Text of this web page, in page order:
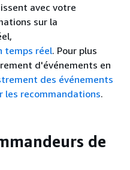
avec votre
sur la
temps réel. Pour plus
d'événements en
des événements
les recommandations.
de